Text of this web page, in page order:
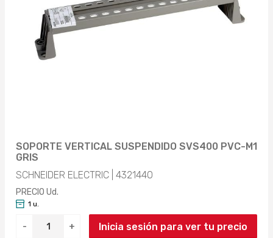
SOPORTE VERTICAL SUSPENDIDO SVS400 PVC-M1
GRIS
SCHNEIDER ELECTRIC | 4321440
PRECIO Ud.
- +
1 u.
Inicia sesión para ver tu precio